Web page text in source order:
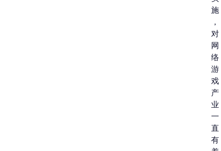
施
，
对
网
络
游
戏
产
业
一
直
有